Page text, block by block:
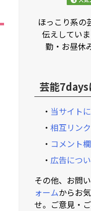
ほっこり系の
伝えしてい
勤・お昼休
芸能7days
・ 当サイト
・ 相互リン
・ コメント
・ 広告につ
その他、お問
ォームからお
せ。ご意見・